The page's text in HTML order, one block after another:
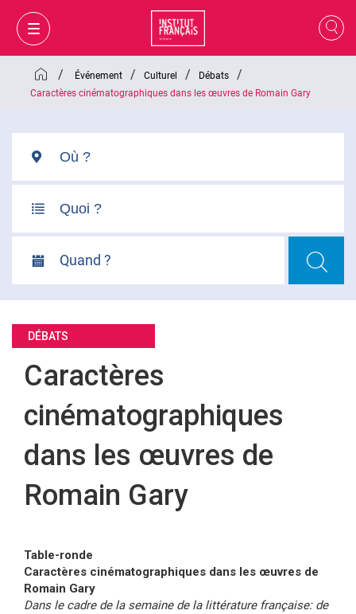
MON PANIER CONNEXION
/ Événement / Culturel / Débats /
Caractères cinématographiques dans les œuvres de Romain Gary
Quand ?
DÉBATS
Caractères
cinématographiques
dans les œuvres de
Romain Gary
Table-ronde
Caractères cinématographiques dans les œuvres de
Romain Gary
Dans le cadre de la semaine de la littérature française: de